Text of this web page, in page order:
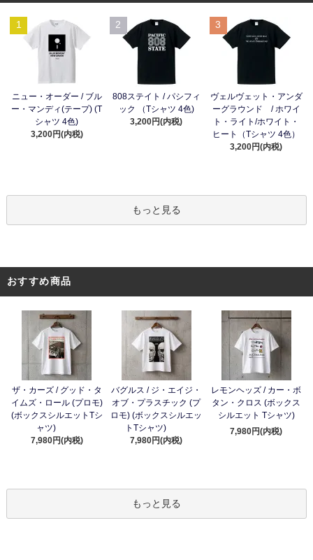
1
ニュー・オーダー / ブル
ー・マンディ(テープ) (T
シャツ 4色)
3,200円(内税)
2
808ステイト / パシフィ
ック （Tシャツ 4色)
3,200円(内税)
3
ヴェルヴェット・アンダ
ーグラウンド / ホワイ
ト・ライト/ホワイト・
ヒート（Tシャツ 4色）
3,200円(内税)
もっと見る
おすすめ商品
ザ・カーズ / グッド・タ
イムズ・ロール (プロモ)
(ボックスシルエットTシ
ャツ)
7,980円(内税)
バグルス / ジ・エイジ・
オブ・プラスチック (プ
ロモ) (ボックスシルエッ
トTシャツ)
7,980円(内税)
レモンヘッズ / カー・ボ
タン・クロス (ボックス
シルエット Tシャツ)
7,980円(内税)
もっと見る